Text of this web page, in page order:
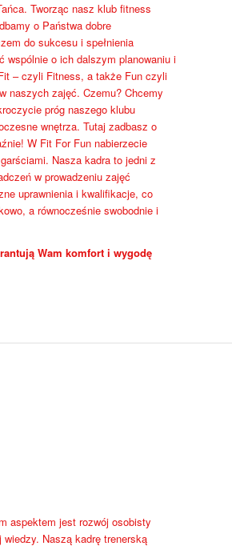
Tworząc nasz klub fitness
o Państwa dobre
do sukcesu i spełnienia
wspólnie o ich dalszym planowaniu i
– czyli Fitness, a także Fun czyli
naszych zajęć. Czemu? Chcemy
próg naszego klubu
wnętrza. Tutaj zadbasz o
W Fit For Fun nabierzecie
Nasza kadra to jedni z
w prowadzeniu zajęć
uprawnienia i kwalifikacje, co
a równocześnie swobodnie i
Wam komfort i wygodę
aspektem jest rozwój osobisty
Naszą kadrę trenerską